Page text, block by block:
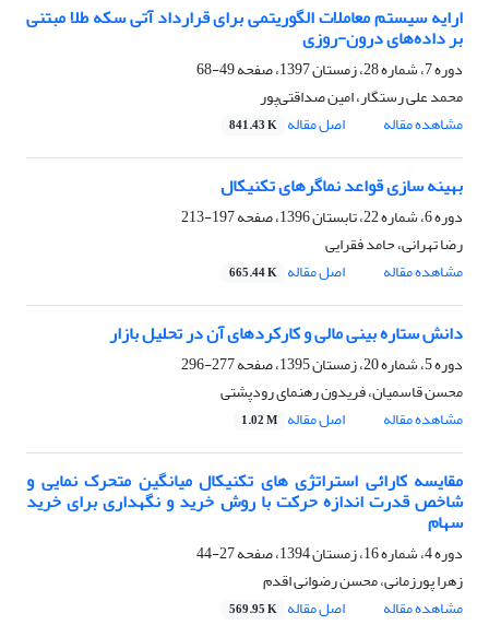
ارایه سیستم معاملات الگوریتمی برای قرارداد آتی سکه طلا مبتنی
بر داده‌های درون-روزی
دوره 7، شماره 28، زمستان 1397، صفحه
49-68
محمد علی رستگار، امین صداقتی‌پور
مشاهده مقاله
اصل مقاله 841.43 K
بهینه سازی قواعد نماگرهای تکنیکال
دوره 6، شماره 22، تابستان 1396، صفحه
197-213
رضا تهرانی، حامد فقرایی
مشاهده مقاله
اصل مقاله 665.44 K
دانش ستاره بینی مالی و کارکردهای آن در تحلیل بازار
دوره 5، شماره 20، زمستان 1395، صفحه
277-296
محسن قاسمیان، فریدون رهنمای رودپشتی
مشاهده مقاله
اصل مقاله 1.02 M
مقایسه کارائی استراتژی های تکنیکال میانگین متحرک نمایی و
شاخص قدرت اندازه حرکت با روش خرید و نگهداری برای خرید
سهام
دوره 4، شماره 16، زمستان 1394، صفحه
27-44
زهرا پورزمانی، محسن رضوانی اقدم
مشاهده مقاله
اصل مقاله 569.95 K